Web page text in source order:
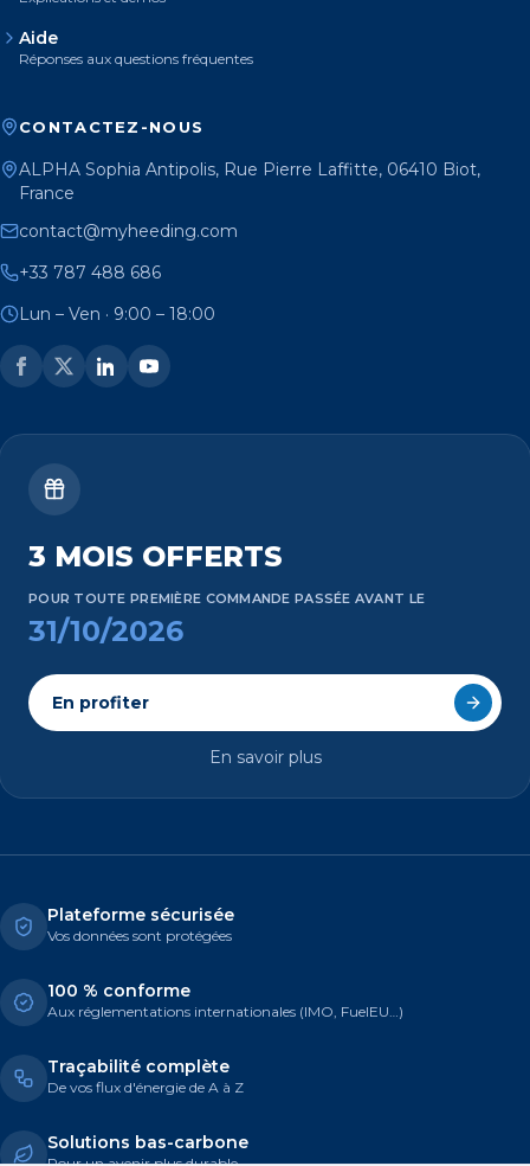
Aide
Réponses aux questions fréquentes
CONTACTEZ-NOUS
ALPHA Sophia Antipolis, Rue Pierre Laffitte, 06410 Biot,
France
contact@myheeding.com
+33 787 488 686
Lun – Ven · 9:00 – 18:00
3 MOIS OFFERTS
POUR TOUTE PREMIÈRE COMMANDE PASSÉE AVANT LE
31/10/2026
En profiter
En savoir plus
Plateforme sécurisée
Vos données sont protégées
100 % conforme
Aux réglementations internationales (IMO, FuelEU…)
Traçabilité complète
De vos flux d'énergie de A à Z
Solutions bas-carbone
Pour un avenir plus durable